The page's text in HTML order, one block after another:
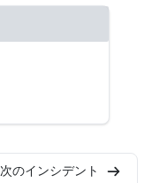
次のインシデント